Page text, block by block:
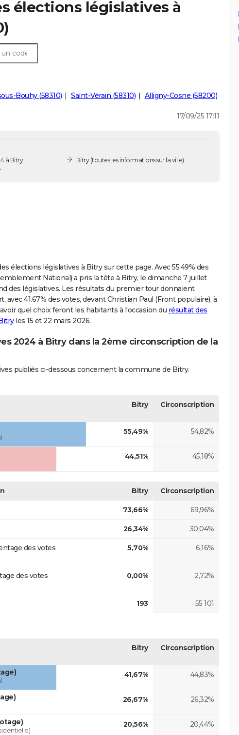
élections législatives à
Bouhy (58310) Saint-Vérain (58310) Alligny-Cosne (58200)
17/09/25 17:11
à Bitry
Bitry(toutes les informations sur la ville)
élections législatives à Bitry sur cette page. Avec 55.49% des
National) a pris la tête à Bitry, le dimanche 7 juillet
des législatives. Les résultats du premier tour donnaient
avec 41.67% des votes, devant Christian Paul (Front populaire), à
quel choix feront les habitants à l'occasion du résultat des
les 15 et 22 mars 2026.
2024 à Bitry dans la 2ème circonscription de la
publiés ci-dessous concernent la commune de Bitry.
Bitry Circonscription
55,49% 54,82%
44,51% 45,18%
Bitry Circonscription
73,66% 69,96%
26,34% 30,04%
des votes
5,70% 6,16%
des votes
0,00% 2,72%
193 55 101
Bitry Circonscription
41,67% 44,83%
26,67% 26,32%
20,56% 20,44%